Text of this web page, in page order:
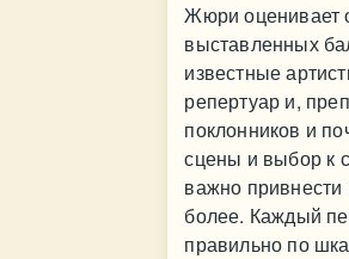
Жюри оценивает
выставленных
известные
репертуар и,
поклонников и
сцены и выбор к
важно привнести
более. Каждый
правильно по